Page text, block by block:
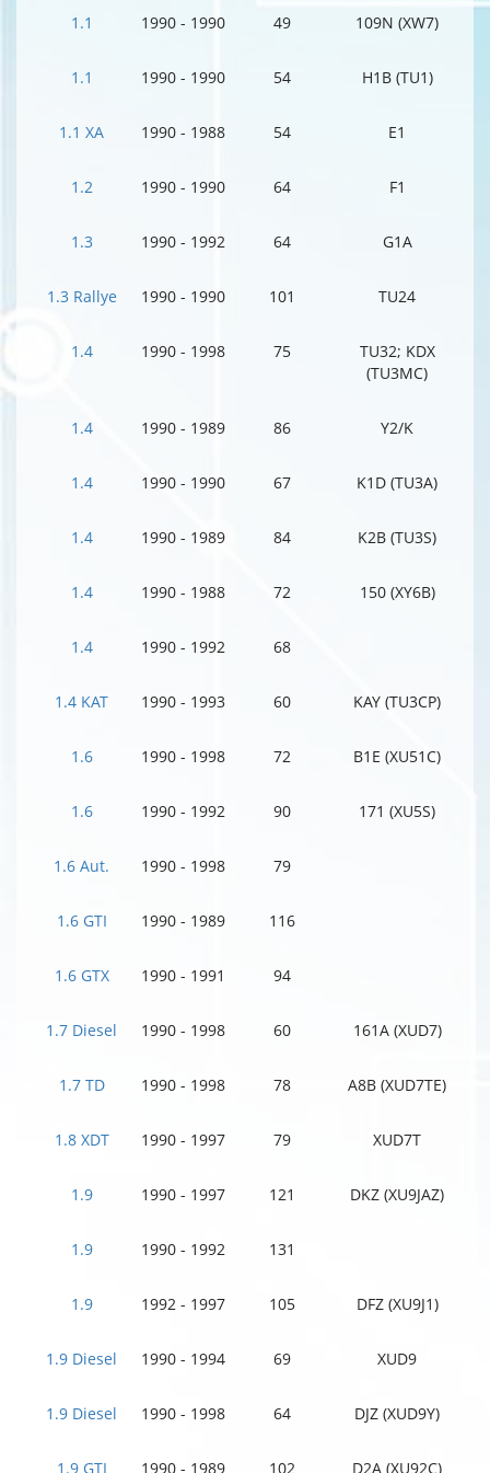
1.1 1990 - 1990 49 109N (XW7)
1.1 1990 - 1990 54 H1B (TU1)
1.1 XA 1990 - 1988 54 E1
1.2 1990 - 1990 64 F1
1.3 1990 - 1992 64 G1A
1.3 Rallye 1990 - 1990 101 TU24
1.4 1990 - 1998 75
TU32; KDX
(TU3MC)
1.4 1990 - 1989 86 Y2/K
1.4 1990 - 1990 67 K1D (TU3A)
1.4 1990 - 1989 84 K2B (TU3S)
1.4 1990 - 1988 72 150 (XY6B)
1.4 1990 - 1992 68
1.4 KAT 1990 - 1993 60 KAY (TU3CP)
1.6 1990 - 1998 72 B1E (XU51C)
1.6 1990 - 1992 90 171 (XU5S)
1.6 Aut. 1990 - 1998 79
1.6 GTI 1990 - 1989 116
1.6 GTX 1990 - 1991 94
1.7 Diesel 1990 - 1998 60 161A (XUD7)
1.7 TD 1990 - 1998 78 A8B (XUD7TE)
1.8 XDT 1990 - 1997 79 XUD7T
1.9 1990 - 1997 121 DKZ (XU9JAZ)
1.9 1990 - 1992 131
1.9 1992 - 1997 105 DFZ (XU9J1)
1.9 Diesel 1990 - 1994 69 XUD9
1.9 Diesel 1990 - 1998 64 DJZ (XUD9Y)
1.9 GTI 1990 - 1989 102 D2A (XU92C)